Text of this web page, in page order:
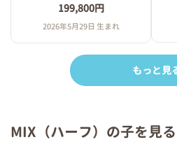
199,800円
2026年5月29日 生まれ
もっと見
MIX（ハーフ）の子を見る